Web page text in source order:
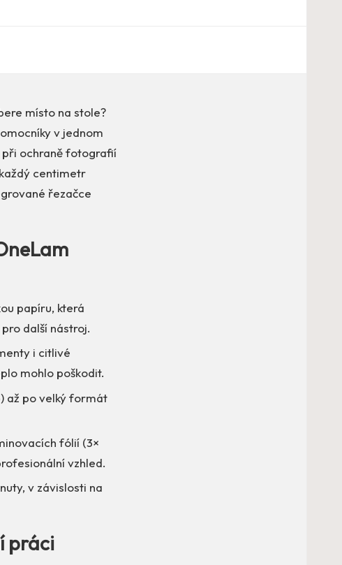
místo na stole?
v jednom
při ochraně fotografií
centimetr
řezačce
papíru, která
další nástroj.
i citlivé
mohlo poškodit.
až po velký formát
fólií (3×
vzhled.
v závislosti na
práci